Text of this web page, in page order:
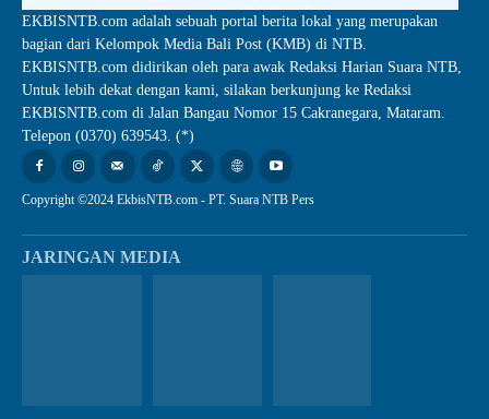
EKBISNTB.com adalah sebuah portal berita lokal yang merupakan
bagian dari Kelompok Media Bali Post (KMB) di NTB.
EKBISNTB.com didirikan oleh para awak Redaksi Harian Suara NTB,
Untuk lebih dekat dengan kami, silakan berkunjung ke Redaksi
EKBISNTB.com di Jalan Bangau Nomor 15 Cakranegara, Mataram.
Telepon (0370) 639543. (*)
Copyright ©2024 EkbisNTB.com - PT. Suara NTB Pers
JARINGAN MEDIA